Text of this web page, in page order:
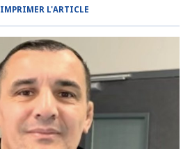
IMPRIMER L'ARTICLE